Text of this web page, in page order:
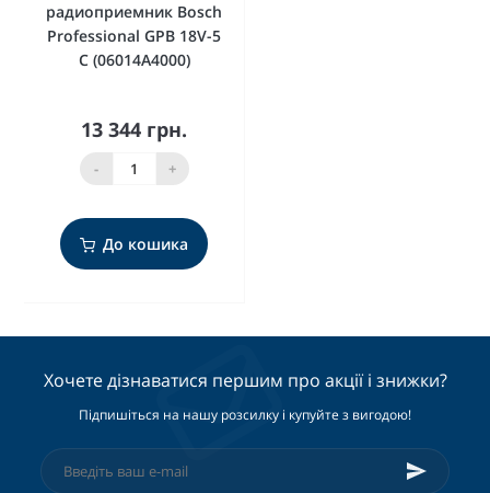
радиоприемник Bosch
Professional GPB 18V-5
C (06014A4000)
13 344 грн.
- +
До кошика
Хочете дізнаватися першим про акції і знижки?
Підпишіться на нашу розсилку і купуйте з вигодою!